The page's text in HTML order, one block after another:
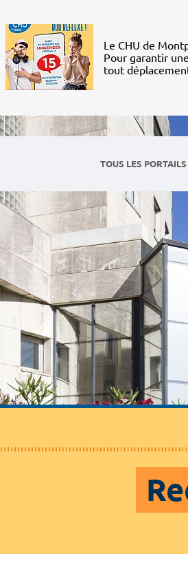
Le CHU de
Pour garantir
tout
TOUS LES PORTAILS